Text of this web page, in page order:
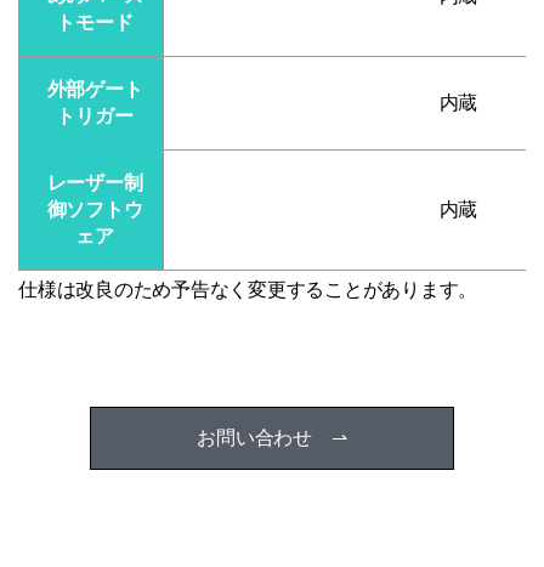
トモード
外部ゲート
トリガー
内蔵
レーザー制
御ソフトウ
ェア
内蔵
仕様は改良のため予告なく変更することがあります。
お問い合わせ ⇀